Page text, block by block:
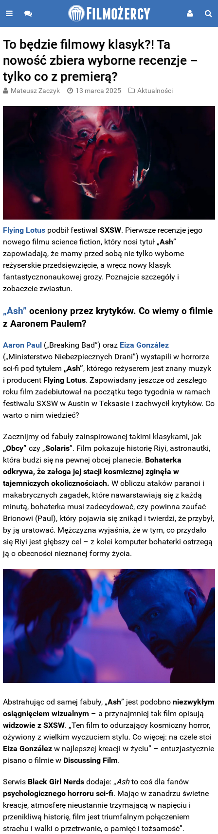
To będzie filmowy klasyk?! Ta
nowość zbiera wyborne recenzje –
tylko co z premierą?
Mateusz Zaczyk 13 marca 2025 Aktualności
Flying Lotus podbił festiwalSXSW. Pierwsze recenzje jego
nowego filmu science fiction, który nosi tytuł „Ash”
zapowiadają, że mamy przed sobą nie tylko wyborne
reżyserskie przedsięwzięcie, a wręcz nowy klasyk
fantastycznonaukowej grozy. Poznajcie szczegóły i
zobaczcie zwiastun.
„Ash” oceniony przez krytyków. Co wiemy o filmie
z Aaronem Paulem?
Aaron Paul („Breaking Bad”) oraz Eiza González
(„Ministerstwo Niebezpiecznych Drani”) wystapili w horrorze
sci-fi pod tytułem „Ash”, którego reżyserem jest znany muzyk
i producent Flying Lotus. Zapowiadany jeszcze od zeszłego
roku film zadebiutował na początku tego tygodnia w ramach
festiwalu SXSW w Austin w Teksasie i zachwycił krytyków. Co
warto o nim wiedzieć?
Zacznijmy od fabuły zainspirowanej takimi klasykami, jak
„Obcy” czy „Solaris”. Film pokazuje historię Riyi, astronautki,
która budzi się na pewnej obcej planecie. Bohaterka
odkrywa, że załoga jej stacji kosmicznej zginęła w
tajemniczych okolicznościach. W obliczu ataków paranoi i
makabrycznych zagadek, które nawarstawiają się z każdą
minutą, bohaterka musi zadecydować, czy powinna zaufać
Brionowi (Paul), który pojawia się znikąd i twierdzi, że przybył,
by ją uratować. Mężczyzna wyjaśnia, że w tym, co przydało
się Riyi jest głębszy cel – z kolei komputer bohaterki ostrzegą
ją o obecności nieznanej formy życia.
Abstrahując od samej fabuły, „Ash” jest podobnoniezwykłym
osiągnięciem wizualnym – a przynajmniej tak film opisują
widzowie z SXSW. „Ten film to odurzający kosmiczny horror,
ożywiony z wielkim wyczuciem stylu. Co więcej: na czele stoi
Eiza González w najlepszej kreacji w życiu” – entuzjastycznie
pisano o filmie w Discussing Film.
Serwis Black Girl Nerds dodaje: „Ashto coś dla fanów
psychologicznego horroru sci-fi. Mając w zanadrzu świetne
kreacje, atmosferę nieustannie trzymającą w napięciu i
przenikliwą historię, film jest triumfalnym połączeniem
strachu i walki o przetrwanie, o pamięć i tożsamość”.